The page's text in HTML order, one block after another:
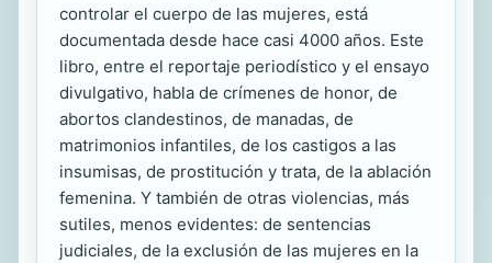
controlar el cuerpo de las mujeres, está
documentada desde hace casi 4000 años. Este
libro, entre el reportaje periodístico y el ensayo
divulgativo, habla de crímenes de honor, de
abortos clandestinos, de manadas, de
matrimonios infantiles, de los castigos a las
insumisas, de prostitución y trata, de la ablación
femenina. Y también de otras violencias, más
sutiles, menos evidentes: de sentencias
judiciales, de la exclusión de las mujeres en la